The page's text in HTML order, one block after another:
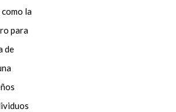
la
para
de